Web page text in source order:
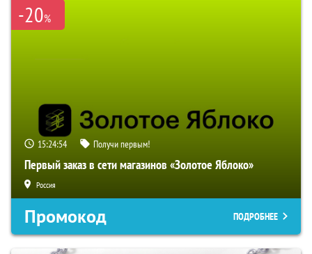
-20%
15:24:53 Получи первым!
Первый заказ в сети магазинов «Золотое Яблоко»
Россия
Промокод ПОДРОБНЕЕ